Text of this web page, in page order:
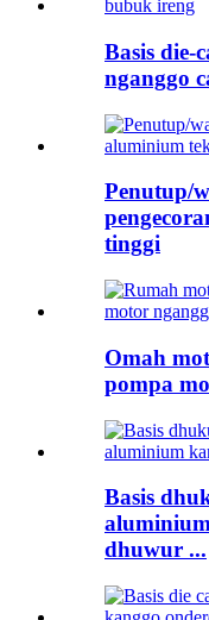
Basis die-
nganggo
Penutup/
tinggi
Omah
pompa
Basis
dhuwur ...